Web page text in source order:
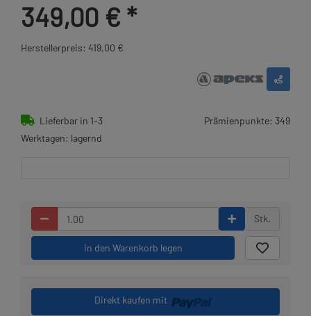
349,00 € *
Herstellerpreis: 419,00 €
Lieferbar in 1-3
Werktagen: lagernd
Prämienpunkte: 349
Stk.
in den Warenkorb legen
Direkt kaufen mit